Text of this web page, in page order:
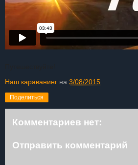
Наш караванинг на 3/08/2015
Поделиться
Комментариев нет:
Отправить комментарий